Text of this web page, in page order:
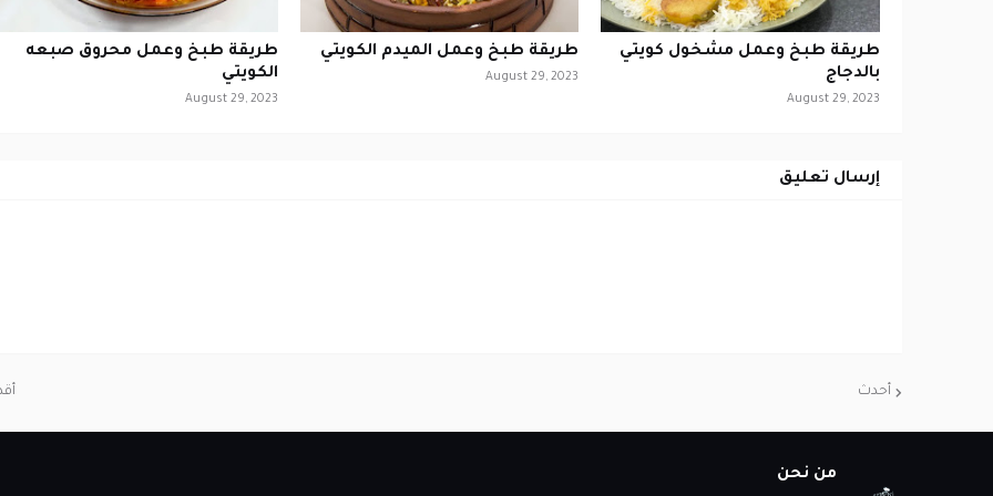
طريقة طبخ وعمل مشخول كويتي
بالدجاج
August 29, 2023
طريقة طبخ وعمل الميدم الكويتي
August 29, 2023
طريقة طبخ وعمل محروق صبعه
الكويتي
August 29, 2023
إرسال تعليق
أحدث
من نحن